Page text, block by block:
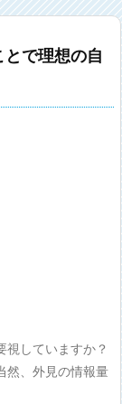
とで理想の自
視していますか？
然、外見の情報量